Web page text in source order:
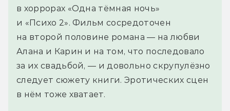
в хоррорах «Одна тёмная ночь»
и «Психо 2». Фильм сосредоточен
на второй половине романа — на любви
Алана и Карин и на том, что последовало
за их свадьбой, — и довольно скрупулёзно
следует сюжету книги. Эротических сцен
в нём тоже хватает.